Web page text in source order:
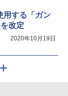
用する「ガン
改定
2020年10月19日